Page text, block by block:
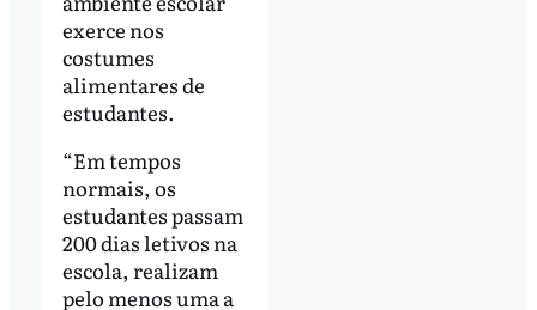
exerce nos
costumes
alimentares de
estudantes.
“Em tempos
normais, os
estudantes passam
200 dias letivos na
escola, realizam
pelo menos uma a